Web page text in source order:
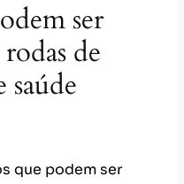
ser
de
saúde
que podem ser